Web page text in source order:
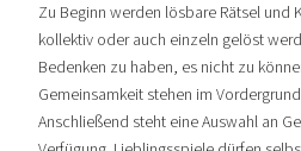
Zu Beginn werden lösbare Rätsel und
kollektiv oder auch einzeln gelöst
Bedenken zu haben, es nicht zu
Gemeinsamkeit stehen im
Anschließend steht eine Auswahl an